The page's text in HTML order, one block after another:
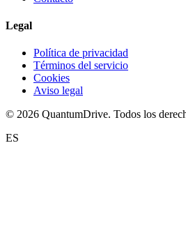
Legal
Política de privacidad
Términos del servicio
Cookies
Aviso legal
© 2026 QuantumDrive. Todos los
ES